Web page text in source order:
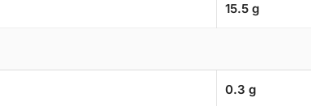
15.5 g
0.3 g